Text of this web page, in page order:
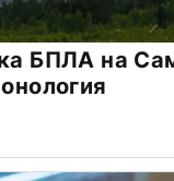
БПЛА на